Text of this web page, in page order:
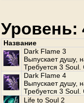
Уровень:
Название
Dark Flame 3
Выпускает душу,
Требуется 3 Soul.
Dark Flame 4
Выпускает душу,
Требуется 3 Soul.
Life to Soul 2